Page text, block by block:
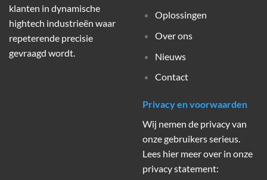
klanten in dynamische
hightech industrieën waar
repeterende precisie
gevraagd wordt.
Oplossingen
Over ons
Nieuws
Contact
Privacy en voorwaarden
Wij nemen de privacy van
onze gebruikers serieus.
Lees hier meer over in onze
privacy statement: